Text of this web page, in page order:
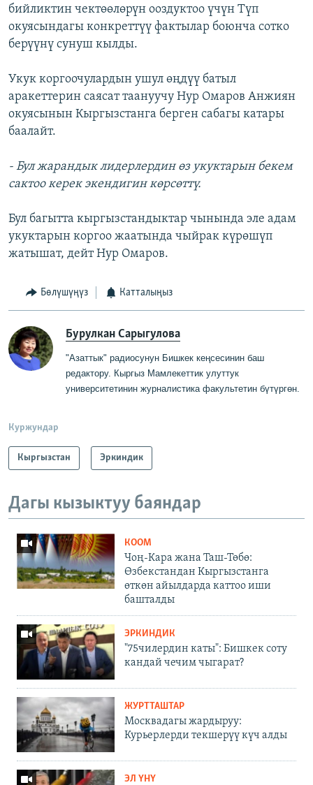
бийликтин чектөөлөрүн ооздуктоо үчүн Түп
окуясындагы конкреттүү фактылар боюнча сотко
берүүнү сунуш кылды.
Укук коргоочулардын ушул өңдүү батыл
аракеттерин саясат таануучу Нур Омаров Анжиян
окуясынын Кыргызстанга берген сабагы катары
баалайт.
- Бул жарандык лидерлердин өз укуктарын бекем
сактоо керек экендигин көрсөттү.
Бул багытта кыргызстандыктар чынында эле адам
укуктарын коргоо жаатында чыйрак күрөшүп
жатышат, дейт Нур Омаров.
Бөлүшүңүз Катталыңыз
Бурулкан Сарыгулова
"Азаттык" радиосунун Бишкек кеңсесинин баш
редактору. Кыргыз Мамлекеттик улуттук
университетинин журналистика факультетин бүтүргөн
Куржундар
Кыргызстан Эркиндик
Дагы кызыктуу баяндар
КООМ
Чоң-Кара жана Таш-Төбө:
Өзбекстандан Кыргызстанга
өткөн айылдарда каттоо иши
башталды
ЭРКИНДИК
"75чилердин каты": Бишкек соту
кандай чечим чыгарат?
ЖУРТТАШТАР
Москвадагы жардыруу:
Курьерлерди текшерүү күч алды
ЭЛ ҮНҮ